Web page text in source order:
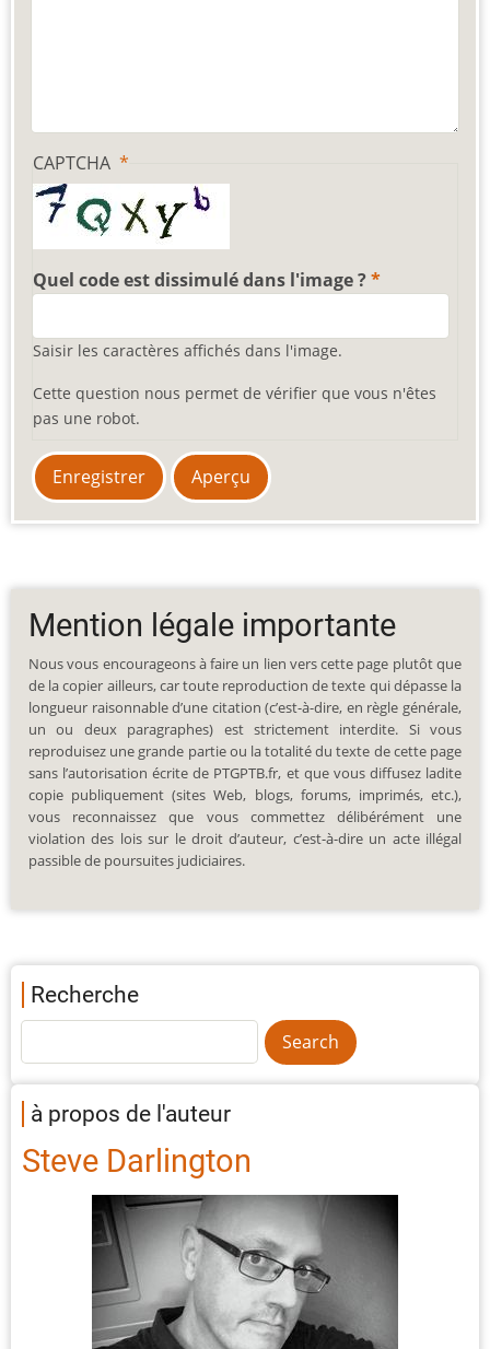
CAPTCHA
Quel code est dissimulé dans l'image ?
Saisir les caractères affichés dans l'image.
Cette question nous permet de vérifier que vous n'êtes
pas une robot.
Mention légale importante
Nous vous encourageons à faire un lien vers cette page plutôt que
de la copier ailleurs, car toute reproduction de texte qui dépasse la
longueur raisonnable d’une citation (c’est-à-dire, en règle générale,
un ou deux paragraphes) est strictement interdite. Si vous
reproduisez une grande partie ou la totalité du texte de cette page
sans l’autorisation écrite de PTGPTB.fr, et que vous diffusez ladite
copie publiquement (sites Web, blogs, forums, imprimés, etc.),
vous reconnaissez que vous commettez délibérément une
violation des lois sur le droit d’auteur, c’est-à-dire un acte illégal
passible de poursuites judiciaires.
Recherche
à propos de l'auteur
Steve Darlington